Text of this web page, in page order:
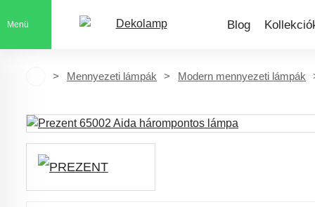
Menü Blog
Mennyezeti lámpák Modern mennyezeti lámpák